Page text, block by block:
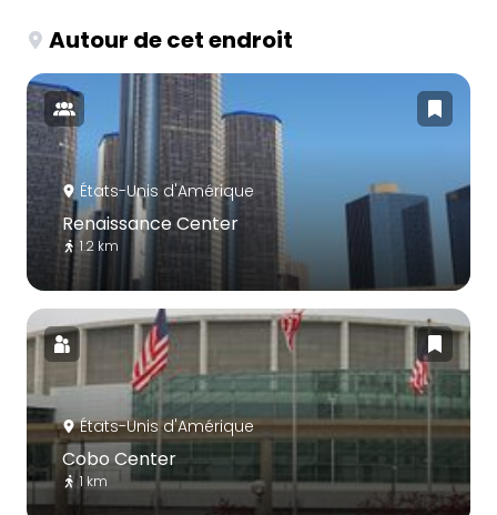
Autour de cet endroit
États-Unis d'Amérique
Renaissance Center
1.2 km
États-Unis d'Amérique
Cobo Center
1 km